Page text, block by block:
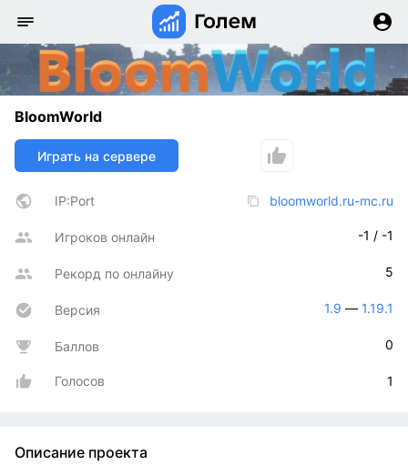
BloomWorld
Играть на сервере
IP:Port bloomworld.ru-mc.ru
Игроков онлайн -1 / -1
Рекорд по онлайну 5
Версия 1.9 — 1.19.1
Баллов 0
Голосов 1
Описание проекта